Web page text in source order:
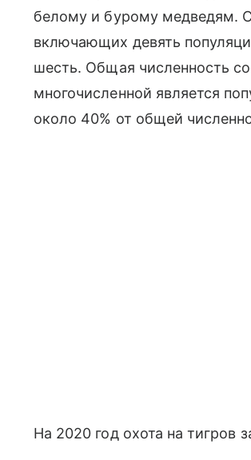
белому и бурому медведям.
включающих девять
шесть. Общая численность
многочисленной является
около 40% от общей
На 2020 год охота на тигров